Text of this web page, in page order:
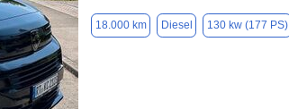
18.000 km Diesel 130 kw (177 PS)